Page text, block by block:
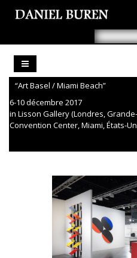
“Art Basel / Miami Beach”
6-10 décembre 2017
in Lisson Gallery (Londres,
Convention Center, Miami, États-